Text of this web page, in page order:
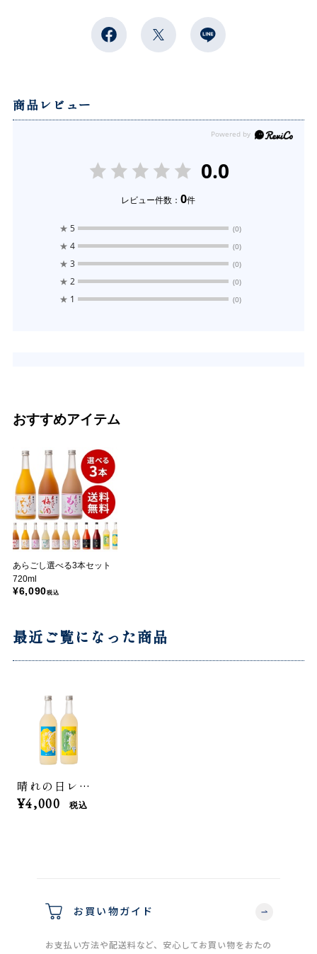
商品レビュー
0.0
レビュー件数：0件
★ 5 (0)
★ 4 (0)
★ 3 (0)
★ 2 (0)
★ 1 (0)
おすすめアイテム
あらごし選べる3本セット
720ml
¥6,090税込
最近ご覧になった商品
晴れの日レモン・ライムミントセット
¥4,000 税込
お買い物ガイド
お支払い方法や配送料など、安心してお買い物をおたの